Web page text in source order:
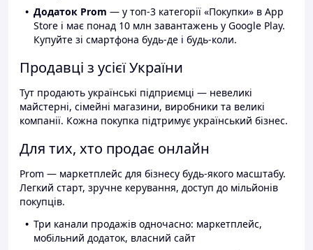
Додаток Prom — у топ-3 категорії «Покупки» в App
Store і має понад 10 млн завантажень у Google Play.
Купуйте зі смартфона будь-де і будь-коли.
Продавці з усієї України
Тут продають українські підприємці — невеликі
майстерні, сімейні магазини, виробники та великі
компанії. Кожна покупка підтримує український бізнес.
Для тих, хто продає онлайн
Prom — маркетплейс для бізнесу будь-якого масштабу.
Легкий старт, зручне керування, доступ до мільйонів
покупців.
Три канали продажів одночасно: маркетплейс,
мобільний додаток, власний сайт